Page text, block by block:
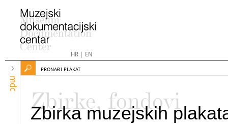
HR| EN
mdc
PRONAĐI PLAKAT
Zbirke, fondovi
Zbirka muzejskih